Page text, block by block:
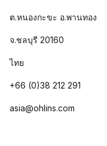
ต.หนองกะขะ อ.พานทอง
จ.ชลบุรี 20160
ไทย
+66 (0)38 212 291
asia@ohlins.com